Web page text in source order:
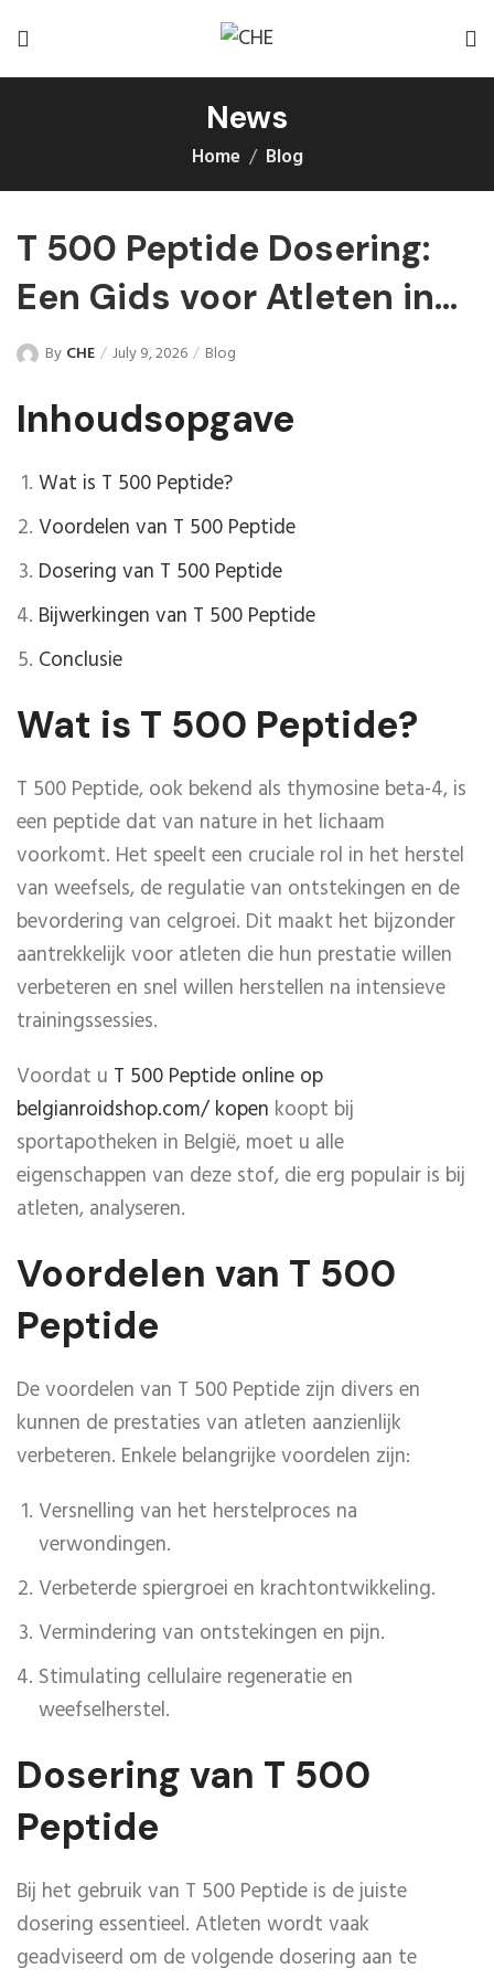
News
Home Blog
T 500 Peptide Dosering:
Een Gids voor Atleten in
België
By CHE July 9, 2026 Blog
Inhoudsopgave
Wat is T 500 Peptide?
Voordelen van T 500 Peptide
Dosering van T 500 Peptide
Bijwerkingen van T 500 Peptide
Conclusie
Wat is T 500 Peptide?
T 500 Peptide, ook bekend als thymosine beta-4, is
een peptide dat van nature in het lichaam
voorkomt. Het speelt een cruciale rol in het herstel
van weefsels, de regulatie van ontstekingen en de
bevordering van celgroei. Dit maakt het bijzonder
aantrekkelijk voor atleten die hun prestatie willen
verbeteren en snel willen herstellen na intensieve
trainingssessies.
Voordat u T 500 Peptide online op
belgianroidshop.com/ kopen koopt bij
sportapotheken in België, moet u alle
eigenschappen van deze stof, die erg populair is bij
atleten, analyseren.
Voordelen van T 500
Peptide
De voordelen van T 500 Peptide zijn divers en
kunnen de prestaties van atleten aanzienlijk
verbeteren. Enkele belangrijke voordelen zijn:
Versnelling van het herstelproces na
verwondingen.
Verbeterde spiergroei en krachtontwikkeling.
Vermindering van ontstekingen en pijn.
Stimulating cellulaire regeneratie en
weefselherstel.
Dosering van T 500
Peptide
Bij het gebruik van T 500 Peptide is de juiste
dosering essentieel. Atleten wordt vaak
geadviseerd om de volgende dosering aan te